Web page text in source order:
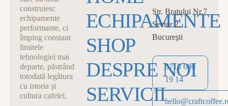
construiesc
echipamente
performante, ci
împing constant
limitele
tehnologiei mai
departe, păstrând
totodată legătura
cu istoria și
cultura cafelei.
ECHIPAMENTE
SHOP
DESPRE NOI
SERVICII
Str. Bratului Nr.7
Sector 2,
Bucureşti
0715 680
19 14